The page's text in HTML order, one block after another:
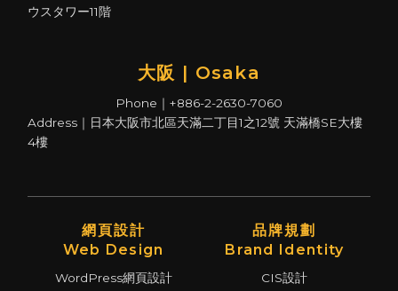
ウスタワー11階
大阪 | Osaka
Phone｜+886-2-2630-7060
Address｜日本大阪市北區天滿二丁目1之12號 天滿橋SE大樓
4樓
網頁設計
Web Design
WordPress網頁設計
品牌規劃
Brand Identity
CIS設計